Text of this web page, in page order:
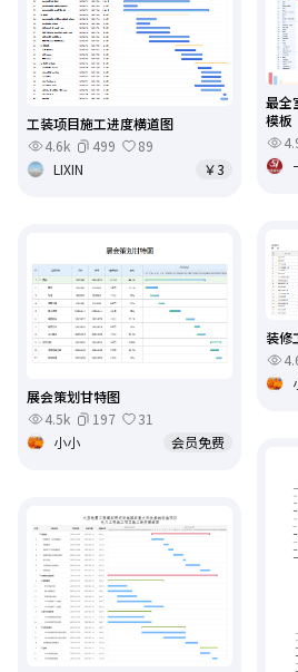
最全
模板
工装项目施工进度横道图
4.6k
499
89
LIXIN
￥3
装修
展会策划甘特图
4.5k
197
31
小小
会员免费